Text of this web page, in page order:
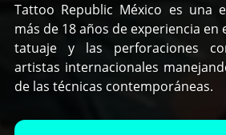
Tattoo Republic México es una
más de 18 años de experiencia en
tatuaje y las perforaciones
artistas internacionales
de las técnicas contemporáneas.